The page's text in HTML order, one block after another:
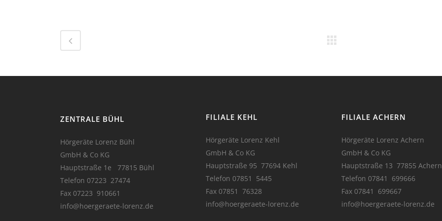
ZENTRALE BÜHL
Hörgeräte Lorenz Bühl
GmbH & Co KG
Hauptstraße 1e 77815 Bühl
Telefon 07223 27474
Fax 07223 910661
info@hoergeraete-lorenz.de
FILIALE KEHL
Hörgeräte Lorenz Kehl
GmbH & Co KG
Hauptstraße 95 77694 Kehl
Telefon 07851 5445
Fax 07851 76328
info@hoergeraete-lorenz.de
FILIALE ACHERN
Hörgeräte Lorenz Achern
GmbH & Co KG
Hauptstraße 13 77855 Achern
Telefon 07841 699666
Fax 07841 699667
info@hoergeraete-lorenz.de